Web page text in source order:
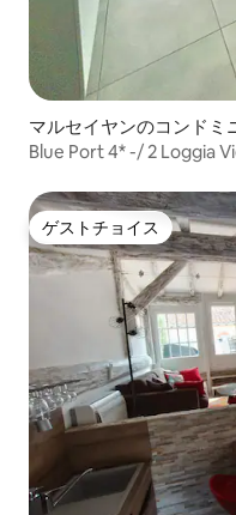
マルセイヤンのコンドミ
Blue Port 4* -/ 2 Loggia
ゲストチョイス
ゲストチョイス